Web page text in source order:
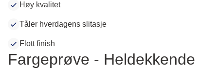
Høy kvalitet
Tåler hverdagens slitasje
Flott finish
Fargeprøve - Heldekkende